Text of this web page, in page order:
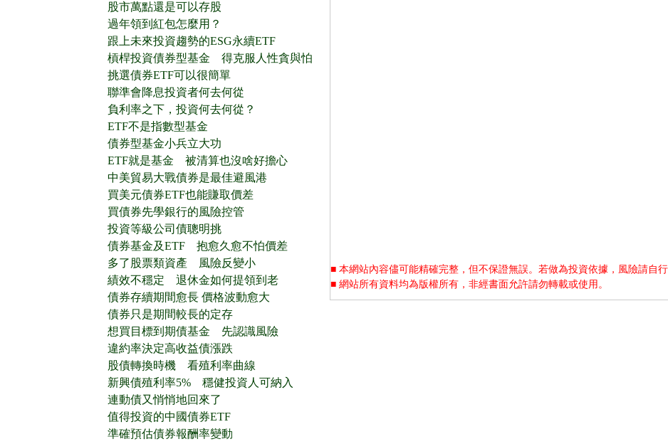
股市萬點還是可以存股
過年領到紅包怎麼用？
跟上未來投資趨勢的ESG永續ETF
槓桿投資債券型基金 得克服人性貪與怕
挑選債券ETF可以很簡單
聯準會降息投資者何去何從
負利率之下，投資何去何從？
ETF不是指數型基金
債券型基金小兵立大功
ETF就是基金 被清算也沒啥好擔心
中美貿易大戰債券是最佳避風港
買美元債券ETF也能賺取價差
買債券先學銀行的風險控管
投資等級公司債聰明挑
債券基金及ETF 抱愈久愈不怕價差
多了股票類資產 風險反變小
績效不穩定 退休金如何提領到老
債券存續期間愈長 價格波動愈大
債券只是期間較長的定存
想買目標到期債基金 先認識風險
違約率決定高收益債漲跌
股債轉換時機 看殖利率曲線
新興債殖利率5% 穩健投資人可納入
連動債又悄悄地回來了
值得投資的中國債券ETF
準確預估債券報酬率變動
■ 本網站內容儘可能精確完整，但不保證無誤。若做為投資依據，風險請自
■ 網站所有資料均為版權所有，非經書面允許請勿轉載或使用。